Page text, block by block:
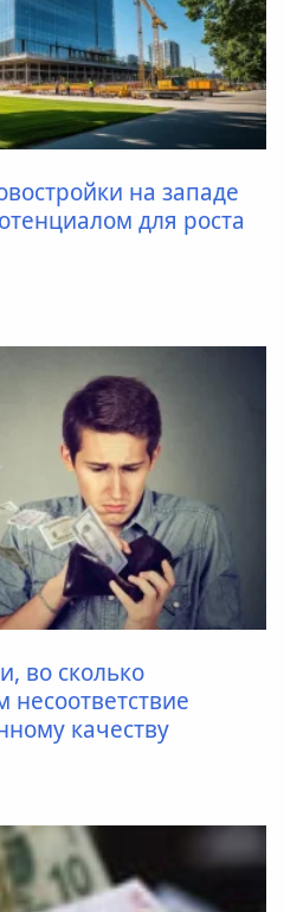
на западе
для роста
во сколько
несоответствие
качеству